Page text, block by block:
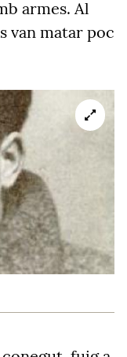
armes. Al
van matar poc